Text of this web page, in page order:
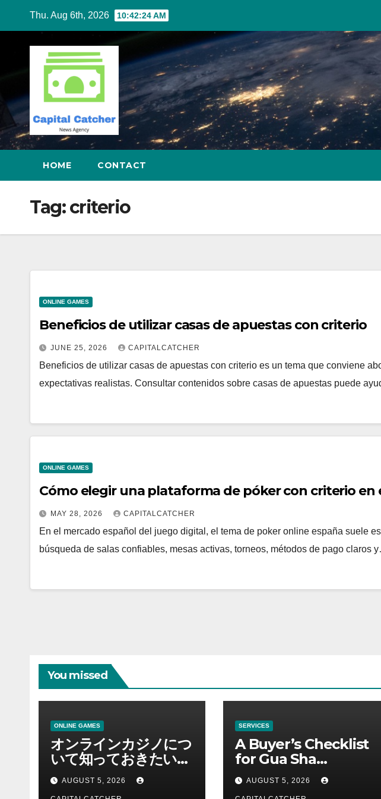
content
Thu. Aug 6th, 2026 10:42:25 AM
HOME CONTACT
Tag:criterio
ONLINE GAMES
Beneficios de utilizar casas de apuestas con criterio
JUNE 25, 2026 CAPITALCATCHER
Beneficios de utilizar casas de apuestas con criterio es un tema que conviene
expectativas realistas. Consultar contenidos sobre casas de apuestas puede
ONLINE GAMES
Cómo elegir una plataforma de póker con criterio en
MAY 28, 2026 CAPITALCATCHER
En el mercado español del juego digital, el tema de poker online españa suele
búsqueda de salas confiables, mesas activas, torneos, métodos de pago claros
You missed
ONLINE GAMES
オンラインカジノにつ
いて知っておきたい情
報を総合解説
AUGUST 5, 2026
SERVICES
A Buyer’s Checklist
for Gua Sha
Suppliers
AUGUST 5, 2026